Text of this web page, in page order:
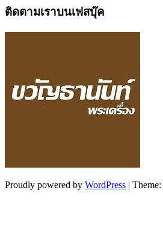
ติดตามเราบนเฟสบุ๊ค
Proudly powered by WordPress | Theme: